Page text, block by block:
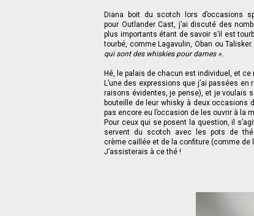
Diana boit du scotch lors d’occasions
pour Outlander Cast, j’ai discuté des
plus importants étant de savoir s’il est
tourbé, comme Lagavulin, Oban ou Talisker.
qui sont des whiskies pour dames ».
Hé, le palais de chacun est individuel, et ce
L’une des expressions que j’ai passées
raisons évidentes, je pense), et je voulais
bouteille de leur whisky à deux occasions
pas encore eu l’occasion de les ouvrir à la
Pour ceux qui se posent la question, il
servent du scotch avec les pots de
crème caillée et de la confiture (comme de
J’assisterais à ce thé !